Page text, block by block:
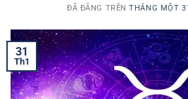
ĐÃ ĐĂNG TRÊNTHÁNG MỘT
31
Th1